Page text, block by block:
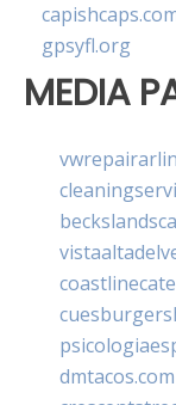
gpsyfl.org
MEDIA
dmtacos.com